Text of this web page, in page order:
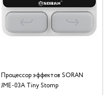
Процессор эффектов SORAN
JME-03A Tiny Stomp